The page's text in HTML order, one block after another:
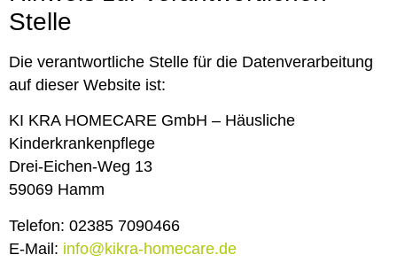
Stelle
Die verantwortliche Stelle für die Datenverarbeitung
auf dieser Website ist:
KI KRA HOMECARE GmbH – Häusliche
Kinderkrankenpflege
Drei-Eichen-Weg 13
59069 Hamm
Telefon: 02385 7090466
E-Mail: info@kikra-homecare.de